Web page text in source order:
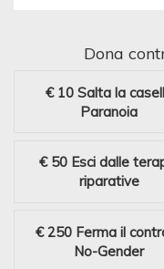
Dona
€ 10 Salta la
Paranoia
€ 50 Esci dalle
riparative
€ 250 Ferma il
No-Gender